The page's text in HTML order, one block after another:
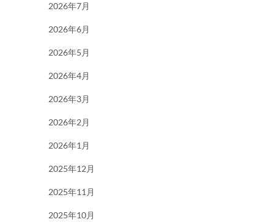
2026年7月
2026年6月
2026年5月
2026年4月
2026年3月
2026年2月
2026年1月
2025年12月
2025年11月
2025年10月